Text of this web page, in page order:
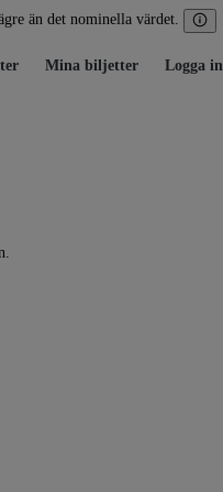
än det nominella värdet.
Mina biljetter Logga in